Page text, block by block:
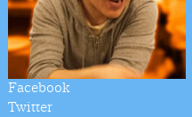
Facebook
Twitter